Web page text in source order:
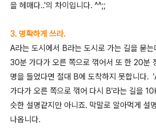
을 헤매다..'의 차이입니다. ^^;;
3. 명확하게 쓰라.
A라는 도시에서 B라는 도시로 가는 길을 묻
30분 가다가 오른 쪽으로 꺾어서 또 한 20분
명을 들었다면 절대 B에 도착하지 못합니다.
가다가 오른 쪽으로 꺾어 다시 B'라는 길을
슷한 설명같지만 아니죠. 막말로 알아먹게 설
나옵니다.